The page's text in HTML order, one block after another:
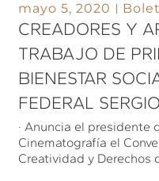
mayo 5, 2020
CREADORES Y
TRABAJO DE
BIENESTAR
FEDERAL
· Anuncia el presidente
Cinematografía el
Creatividad y Derechos